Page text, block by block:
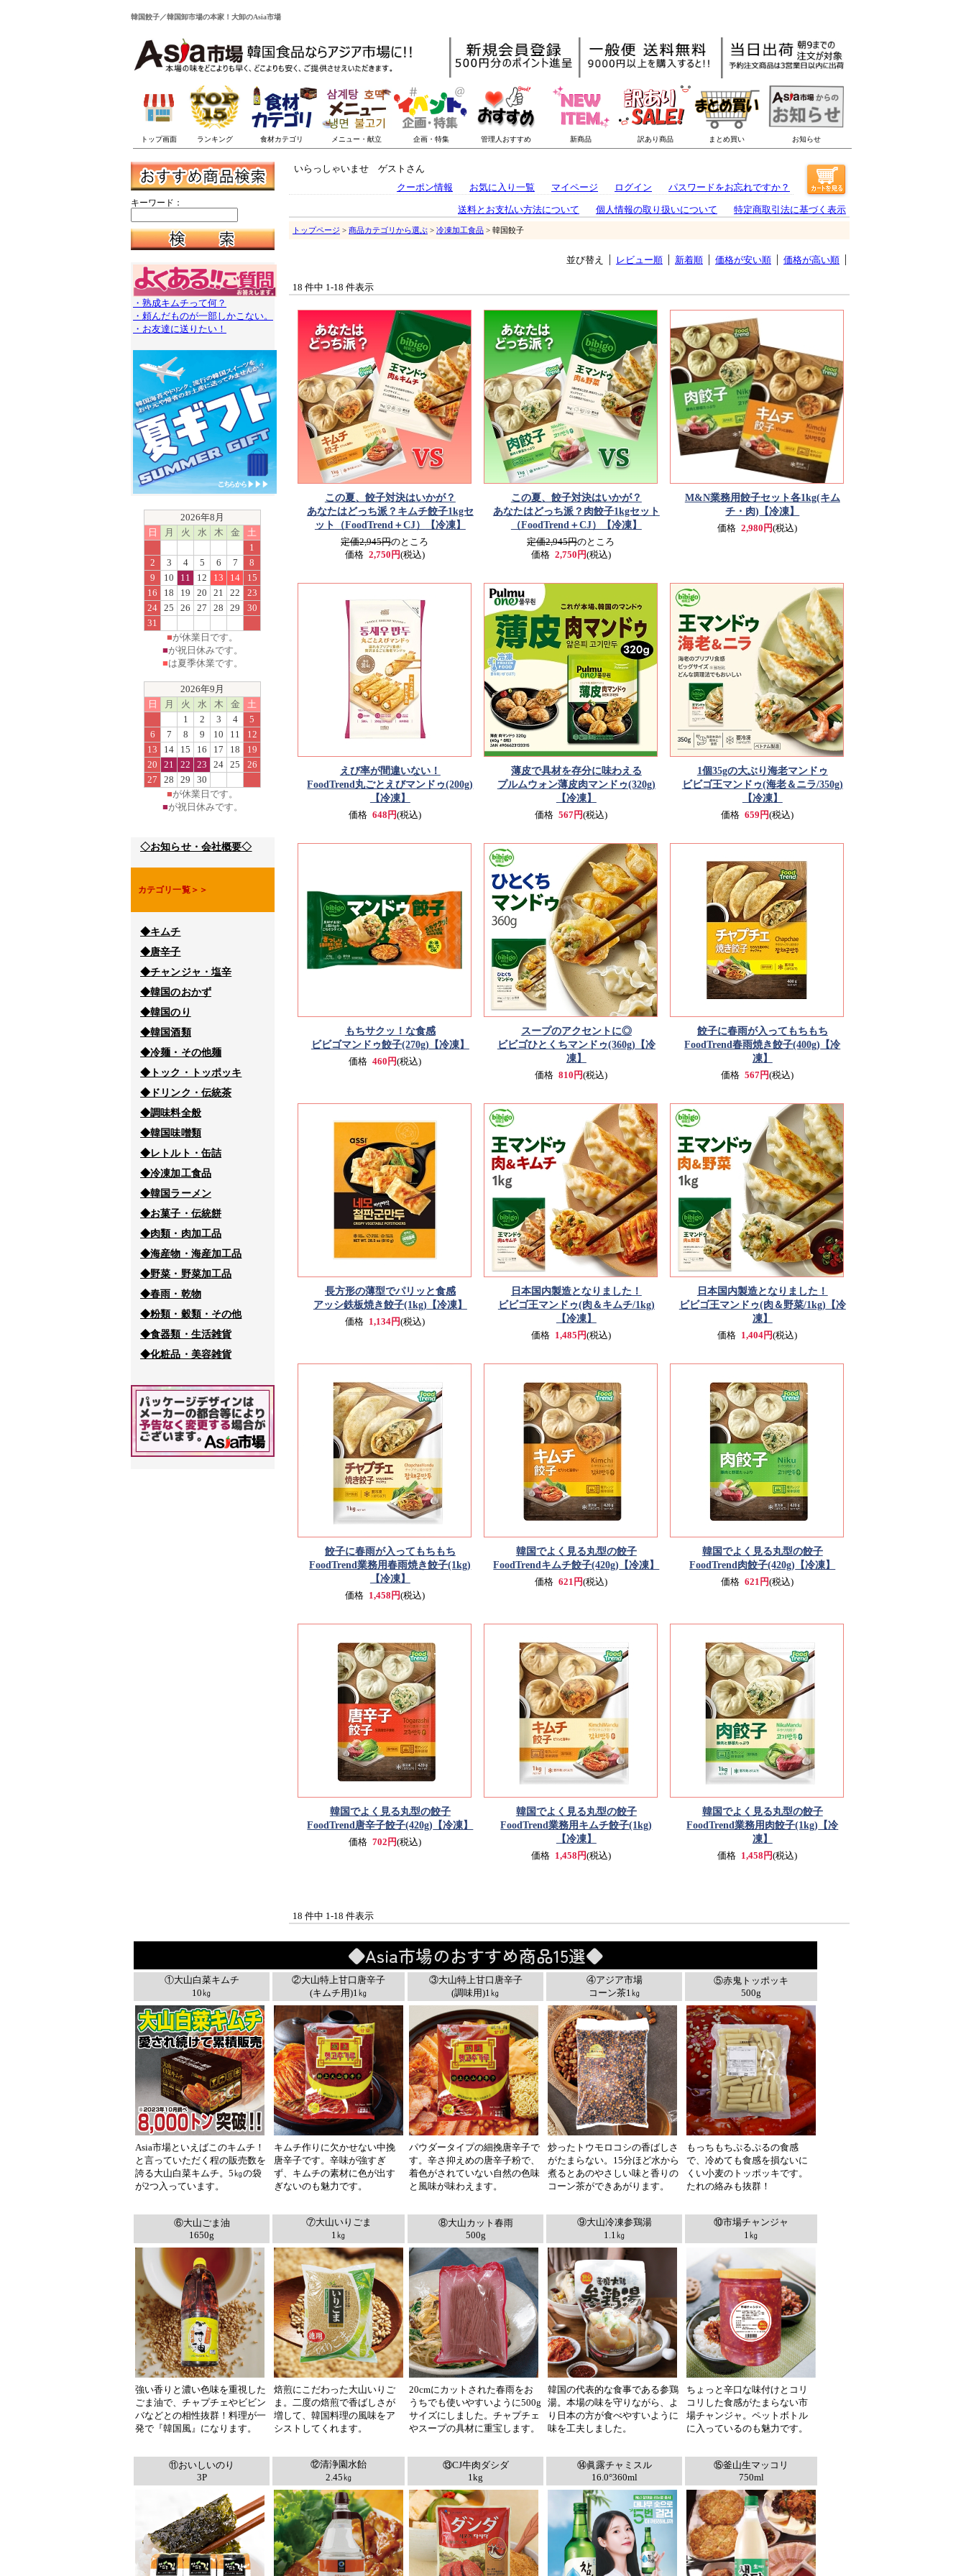
韓国餃子／韓国卸市場の本家！大卸のAsia市場
キーワード：
・熟成キムチって何？
・頼んだものが一部しかこない。
・お友達に送りたい！
2026年8月
日
月 火 水 木 金
土
1
2
3 4 5 6 7
8
9
10 11 12 13 14
15
16
18 19 20 21 22
23
24 25 26 27 28 29
30
31
■が休業日です。
■が祝日休みです。
■は夏季休業です。
2026年9月
日
月 火 水 木 金
土
1
2 3 4
5
6
7 8 9 10 11
12
13
14 15 16 17 18
19
20
21 22 23 24 25
26
27
28 29
30
■が休業日です。
■が祝日休みです。
◇お知らせ・会社概要◇
カテゴリ一覧＞＞
◆キムチ
◆唐辛子
◆チャンジャ・塩辛
◆韓国のおかず
◆韓国のり
◆韓国酒類
◆冷麺・その他麺
◆トック・トッポッキ
◆ドリンク・伝統茶
◆調味料全般
◆韓国味噌類
◆レトルト・缶詰
◆冷凍加工食品
◆韓国ラーメン
◆お菓子・伝統餅
◆肉類・肉加工品
◆海産物・海産加工品
◆野菜・野菜加工品
◆春雨・乾物
◆粉類・穀類・その他
◆食器類・生活雑貨
◆化粧品・美容雑貨
いらっしゃいませ ゲストさん
クーポン情報
お気に入り一覧 マイページ ログイン パスワードをお忘れですか？
送料とお支払い方法について 個人情報の取り扱いについて 特定商取引法に基づく表示
トップページ > 商品カテゴリから選ぶ > 冷凍加工食品 > 韓国餃子
並び替え レビュー順 新着順 価格が安い順 価格が高い順
18 件中 1-18 件表示
この夏、餃子対決はいかが？
あなたはどっち派？キムチ餃子1kgセ
ット
（FoodTrend＋CJ） 【冷凍】
定価2,945円のところ
価格 2,750円(税込)
この夏、餃子対決はいかが？
あなたはどっち派？肉餃子1kgセット
（FoodTrend＋CJ）
【冷凍】
定価2,945円のところ
価格 2,750円(税込)
M&N業務用餃子セット各1kg(キム
チ・肉) 【冷凍】
価格 2,980円(税込)
えび率が間違いない！
FoodTrend丸ごとえびマンドゥ(200g)
【冷凍】
価格 648円(税込)
薄皮で具材を存分に味わえる
プルムウォン薄皮肉マンドゥ(320g)
【冷凍】
価格 567円(税込)
1個35gの大ぶり海老マンドゥ
ビビゴ王マンドゥ(海老＆ニラ/350g)
【冷凍】
価格 659円(税込)
もちサクッ！な食感
ビビゴマンドゥ餃子(270g) 【冷凍】
価格 460円(税込)
スープのアクセントに◎
ビビゴひとくちマンドゥ(360g) 【冷
凍】
価格 810円(税込)
餃子に春雨が入ってもちもち
FoodTrend春雨焼き餃子(400g) 【冷
凍】
価格 567円(税込)
長方形の薄型でパリッと食感
アッシ鉄板焼き餃子(1kg) 【冷凍】
価格 1,134円(税込)
日本国内製造となりました！
ビビゴ王マンドゥ(肉＆キムチ/1kg)
【冷凍】
価格 1,485円(税込)
日本国内製造となりました！
ビビゴ王マンドゥ(肉＆野菜/1kg) 【冷
凍】
価格 1,404円(税込)
餃子に春雨が入ってもちもち
FoodTrend業務用春雨焼き餃子(1kg)
【冷凍】
価格 1,458円(税込)
韓国でよく見る丸型の餃子
FoodTrendキムチ餃子(420g) 【冷凍】
価格 621円(税込)
韓国でよく見る丸型の餃子
FoodTrend肉餃子(420g) 【冷凍】
価格 621円(税込)
韓国でよく見る丸型の餃子
FoodTrend唐辛子餃子(420g) 【冷凍】
価格 702円(税込)
韓国でよく見る丸型の餃子
FoodTrend業務用キムチ餃子(1kg)
【冷凍】
価格 1,458円(税込)
韓国でよく見る丸型の餃子
FoodTrend業務用肉餃子(1kg) 【冷
凍】
価格 1,458円(税込)
18 件中 1-18 件表示